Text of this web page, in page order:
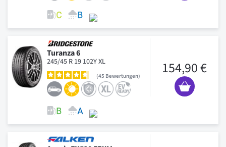
Turanza 6
245/45 R 19 102Y XL
45 Bewertungen 154,90 €